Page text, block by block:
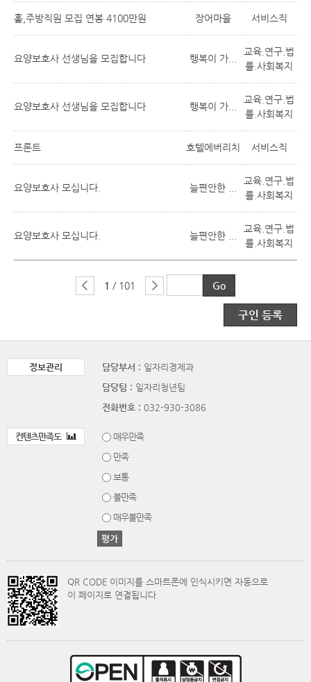
홀,주방직원 모집 연봉 4100만원 장어마을 서비스직
요양보호사 선생님을 모집합니다 행복이 가...
교육.연구.법
률.사회복지
요양보호사 선생님을 모집합니다 행복이 가...
교육.연구.법
률.사회복지
프론트 호텔에버리치 서비스직
요양보호사 모십니다. 늘편안한 ...
교육.연구.법
률.사회복지
요양보호사 모십니다. 늘편안한 ...
교육.연구.법
률.사회복지
1 / 101
구인 등록
정보관리 담당부서 : 일자리경제과
담당팀 : 일자리청년팀
전화번호 : 032-930-3086
컨텐츠만족도
매우만족
만족
보통
불만족
매우불만족
QR CODE 이미지를 스마트폰에 인식시키면 자동으로
이 페이지로 연결됩니다.